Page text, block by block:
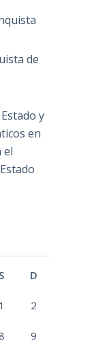
de
y
en
el
S D
1 2
9